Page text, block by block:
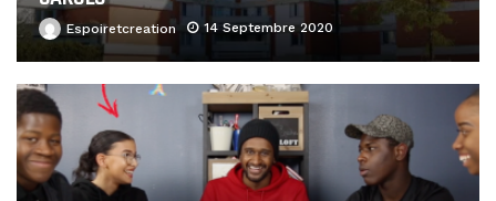
Espoiretcreation 14 Septembre 2020